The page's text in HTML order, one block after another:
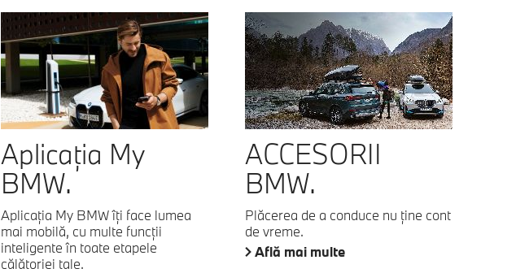
Aplicaţia My
BMW.
Aplicaţia My BMW îţi face lumea
mai mobilă, cu multe funcţii
inteligente în toate etapele
călătoriei tale.
ACCESORII
BMW.
Plăcerea de a conduce nu ţine cont
de vreme.
Află mai multe